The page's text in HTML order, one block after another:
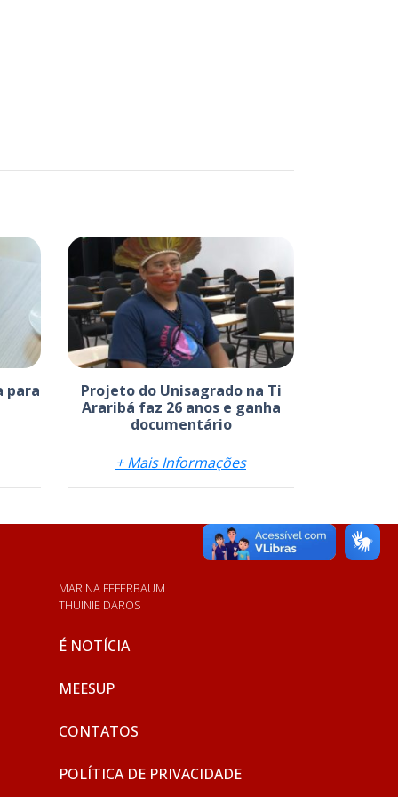
para
Projeto do Unisagrado na Ti
Araribá faz 26 anos e ganha
documentário
+ Mais Informações
MARINA FEFERBAUM
THUINIE DAROS
É NOTÍCIA
MEESUP
CONTATOS
POLÍTICA DE PRIVACIDADE